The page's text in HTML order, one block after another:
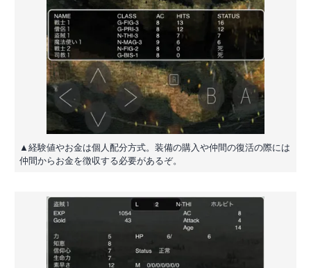
▲経験値やお金は個人配分方式。装備の購入や仲間の復活の際には
仲間からお金を徴収する必要があるぞ。